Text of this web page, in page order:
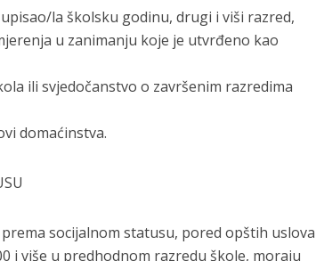
la školsku godinu, drugi i viši razred,
u zanimanju koje je utvrđeno kao
ili svjedočanstvo o završenim razredima
domaćinstva.
socijalnom statusu, pored opštih uslova
i više u predhodnom razredu škole, moraju